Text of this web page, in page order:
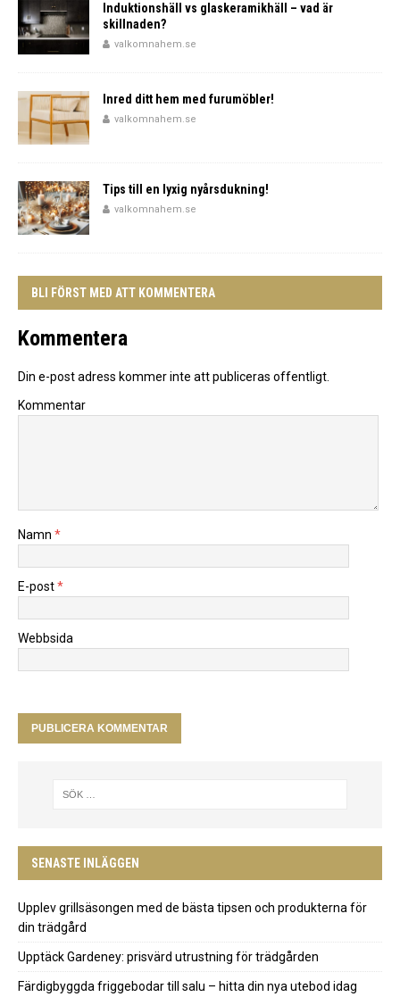
Induktionshäll vs glaskeramikhäll – vad är
skillnaden?
valkomnahem.se
Inred ditt hem med furumöbler!
valkomnahem.se
Tips till en lyxig nyårsdukning!
valkomnahem.se
BLI FÖRST MED ATT KOMMENTERA
Kommentera
Din e-post adress kommer inte att publiceras offentligt.
Kommentar
Namn *
E-post*
Webbsida
SENASTE INLÄGGEN
Upplev grillsäsongen med de bästa tipsen och produkterna för
din trädgård
Upptäck Gardeney: prisvärd utrustning för trädgården
Färdigbyggda friggebodar till salu – hitta din nya utebod idag